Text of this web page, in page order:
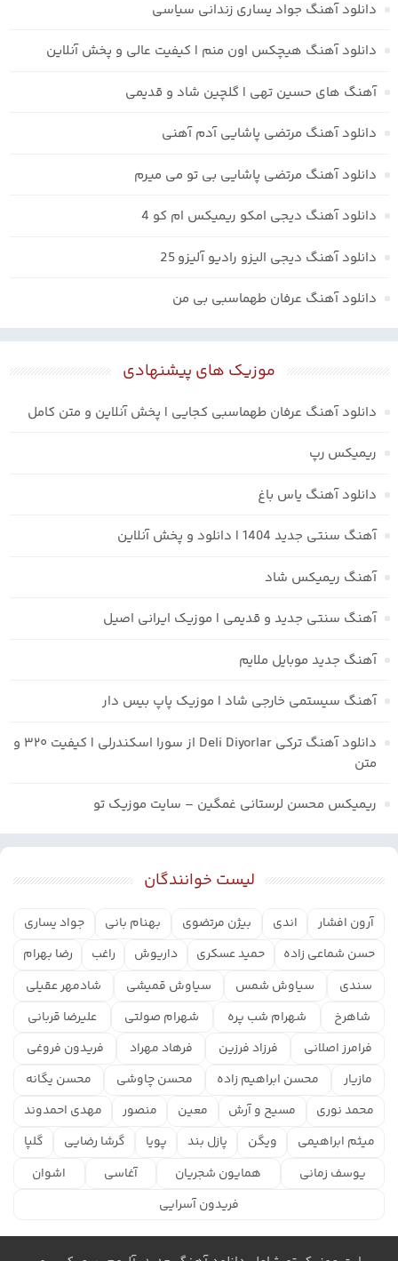
دانلود آهنگ جواد یساری زندانی سیاسی
دانلود آهنگ هیچکس اون منم | کیفیت عالی و پخش آنلاین
آهنگ های حسین تهی | گلچین شاد و قدیمی
دانلود آهنگ مرتضی پاشایی آدم آهنی
دانلود آهنگ مرتضی پاشایی بی تو می میرم
دانلود آهنگ دیجی امکو ریمیکس ام کو 4
دانلود آهنگ دیجی الیزو رادیو آلیزو 25
دانلود آهنگ عرفان طهماسبی بی من
موزیک های پیشنهادی
دانلود آهنگ عرفان طهماسبی کجایی | پخش آنلاین و متن کامل
ریمیکس رپ
دانلود آهنگ یاس باغ
آهنگ سنتی جدید 1404 | دانلود و پخش آنلاین
آهنگ ریمیکس شاد
آهنگ سنتی جدید و قدیمی | موزیک ایرانی اصیل
آهنگ جدید موبایل ملایم
آهنگ سیستمی خارجی شاد | موزیک پاپ بیس دار
دانلود آهنگ ترکی Deli Diyorlar از سورا اسکندرلی | کیفیت ۳۲۰ و
متن
ریمیکس محسن لرستانی غمگین – سایت موزیک تو
لیست خوانندگان
آرون افشار اندی بیژن مرتضوی بهنام بانی
جواد یساری
حسن شماعی زاده
حمید عسکری داریوش راغب
رضا بهرام
سندی
سیاوش شمس سیاوش قمیشی
شادمهر عقیلی
شاهرخ
شهرام شب پره شهرام صولتی
علیرضا قربانی
فرامرز اصلانی
فرزاد فرزین فرهاد مهراد
فریدون فروغی
مازیار
محسن ابراهیم زاده محسن چاوشی
محسن یگانه
محمد نوری
مسیح و آرش معین منصور
مهدی احمدوند
میثم ابراهیمی
ویگن پازل بند پویا گرشا رضایی
گلپا
یوسف زمانی
همایون شجریان آغاسی
اشوان
فریدون آسرایی